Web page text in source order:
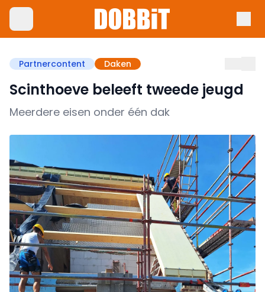
Partnercontent Daken
Scinthoeve beleeft tweede jeugd
Meerdere eisen onder één dak